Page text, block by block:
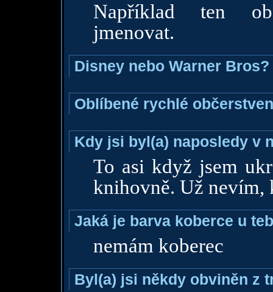
Například ten
jmenovat.
Disney nebo Warner Bros?
Oblíbené rychlé
Kdy jsi byl(a) naposledy v
To asi když jsem
knihovně. Už nevím,
Jaká je barva koberce u
nemám koberec
Byl(a) jsi někdy obviněn z